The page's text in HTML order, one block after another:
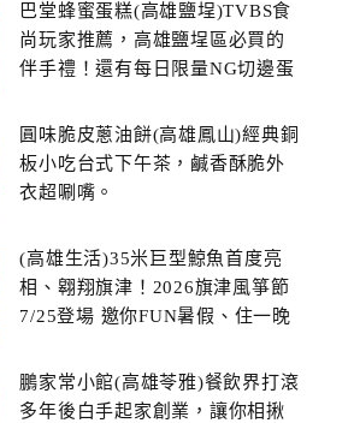
巴堂蜂蜜蛋糕(高雄鹽埕)TVBS食
尚玩家推薦，高雄鹽埕區必買的
伴手禮！還有每日限量NG切邊蛋
圓味脆皮蔥油餅(高雄鳳山)經典銅
板小吃台式下午茶，鹹香酥脆外
衣超唰嘴。
(高雄生活)35米巨型鯨魚首度亮
相、翱翔旗津！2026旗津風箏節
7/25登場 邀你FUN暑假、住一晚
鵬家常小館(高雄苓雅)餐飲界打滾
多年後白手起家創業，讓你相揪